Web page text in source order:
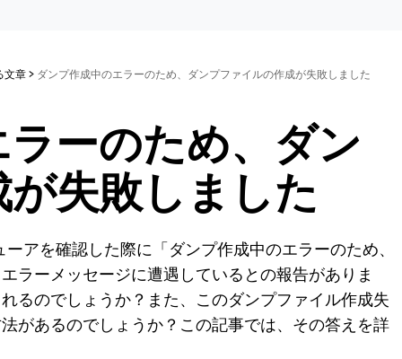
文章 > ダンプ作成中のエラーのため、ダンプファイルの作成が失敗しました
ーのため、ダン
失敗しました
アを確認した際に「ダンプ作成中のエラーのため、
ラーメッセージに遭遇しているとの報告がありま
るのでしょうか？また、このダンプファイル作成失
があるのでしょうか？この記事では、その答えを詳